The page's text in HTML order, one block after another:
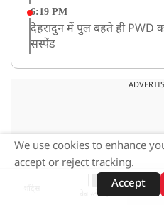
6:19 PM
देहरादुन में पुल बहते ही PWD
सस्पेंड
खराब मौसम की चेतावनी के
JPSC-JSSC को लेकर बेनतीजा
दूसरे दौर की बातचीत, आंदोलन
1:55 PM
प्रयागराज पहुंचे राहुल गांधी,
वेब स्टोरीज़
We use cookies to enhance
accept or reject tracking.
Accept